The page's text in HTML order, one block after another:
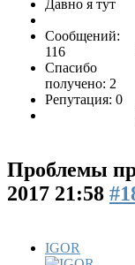
Давно я тут
Сообщений:
116
Спасибо
получено: 2
Репутация: 0
Проблемы
2017 21:58
IGOR